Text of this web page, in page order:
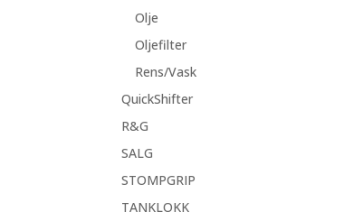
Olje
Oljefilter
Rens/Vask
QuickShifter
R&G
SALG
STOMPGRIP
TANKLOKK